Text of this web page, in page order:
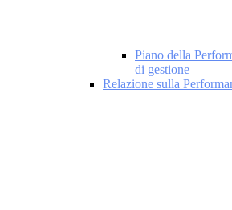
Piano della
di gestione
Relazione sulla